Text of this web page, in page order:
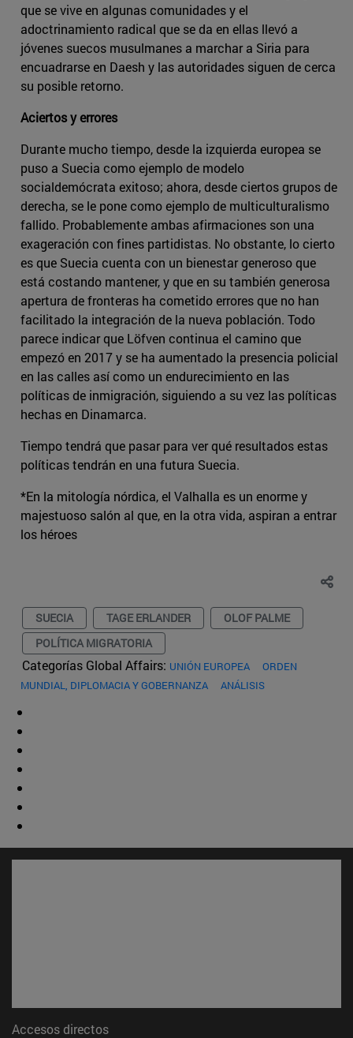
que se vive en algunas comunidades y el
adoctrinamiento radical que se da en ellas llevó a
jóvenes suecos musulmanes a marchar a Siria para
encuadrarse en Daesh y las autoridades siguen de cerca
su posible retorno.
Aciertos y errores
Durante mucho tiempo, desde la izquierda europea se
puso a Suecia como ejemplo de modelo
socialdemócrata exitoso; ahora, desde ciertos grupos de
derecha, se le pone como ejemplo de multiculturalismo
fallido. Probablemente ambas afirmaciones son una
exageración con fines partidistas. No obstante, lo cierto
es que Suecia cuenta con un bienestar generoso que
está costando mantener, y que en su también generosa
apertura de fronteras ha cometido errores que no han
facilitado la integración de la nueva población. Todo
parece indicar que Löfven continua el camino que
empezó en 2017 y se ha aumentado la presencia policial
en las calles así como un endurecimiento en las
políticas de inmigración, siguiendo a su vez las políticas
hechas en Dinamarca.
Tiempo tendrá que pasar para ver qué resultados estas
políticas tendrán en una futura Suecia.
*En la mitología nórdica, el Valhalla es un enorme y
majestuoso salón al que, en la otra vida, aspiran a entrar
los héroes
SUECIA TAGE ERLANDER
OLOF PALME
POLÍTICA MIGRATORIA
Categorías Global Affairs: UNIÓN EUROPEA
ORDEN
MUNDIAL, DIPLOMACIA Y GOBERNANZA
ANÁLISIS
Accesos directos